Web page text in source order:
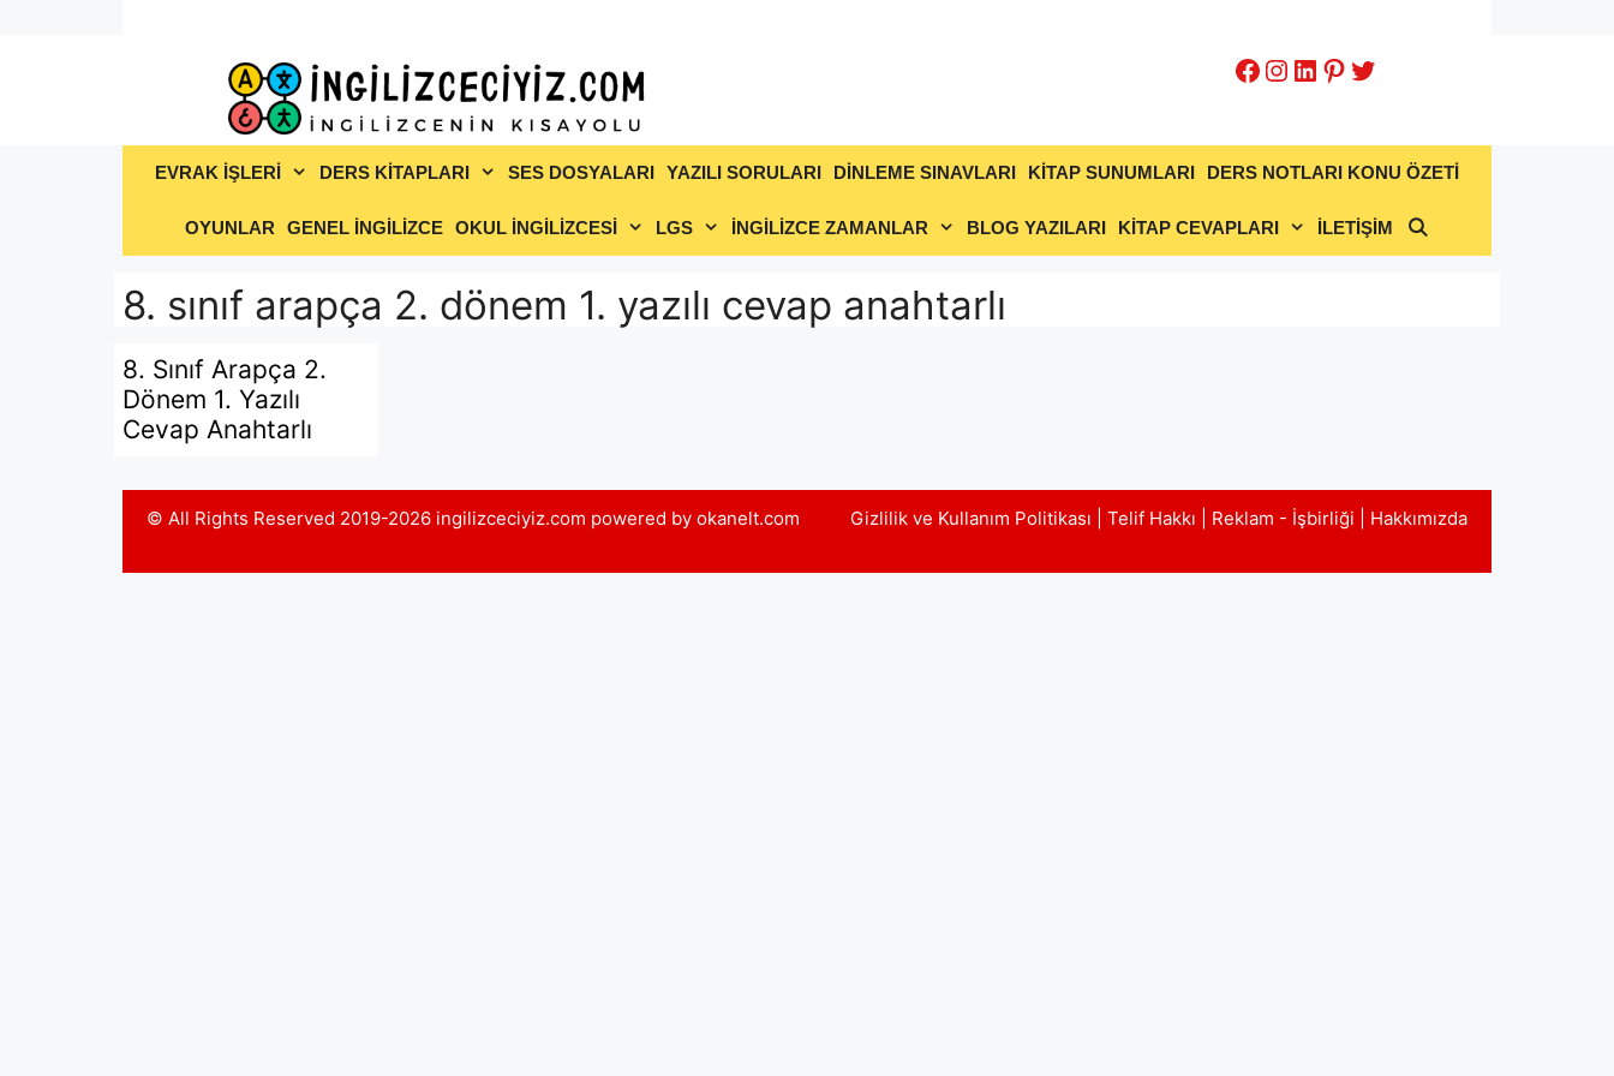
Facebook
Instagram
LinkedIn
Pinterest
Twitter
EVRAK İŞLERİ DERS KİTAPLARI SES DOSYALARI YAZILI SORULARI DİNLEME SINAVLARI KİTAP SUNUMLARI DERS NOTLARI KONU ÖZETİ
OYUNLAR GENEL İNGİLİZCE OKUL İNGİLİZCESİ LGS İNGİLİZCE ZAMANLAR BLOG YAZILARI KİTAP CEVAPLARI İLETİŞİM
8. sınıf arapça 2. dönem 1. yazılı cevap anahtarlı
8. Sınıf Arapça 2.
Dönem 1. Yazılı
Cevap Anahtarlı
Gizlilik ve Kullanım Politikası Telif Hakkı Reklam - İşbirliği Hakkımızda
© All Rights Reserved 2019-2026 ingilizceciyiz.com powered by okanelt.com